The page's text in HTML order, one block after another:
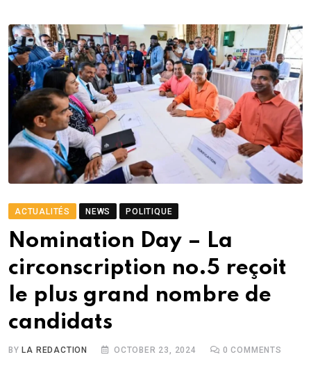
ACTUALITÉS NEWS POLITIQUE
Nomination Day – La
circonscription no.5 reçoit
le plus grand nombre de
candidats
BY LA REDACTION OCTOBER 23, 2024 0 COMMENTS